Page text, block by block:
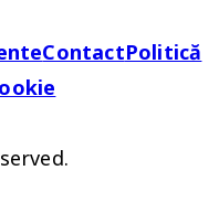
ContactPolitică